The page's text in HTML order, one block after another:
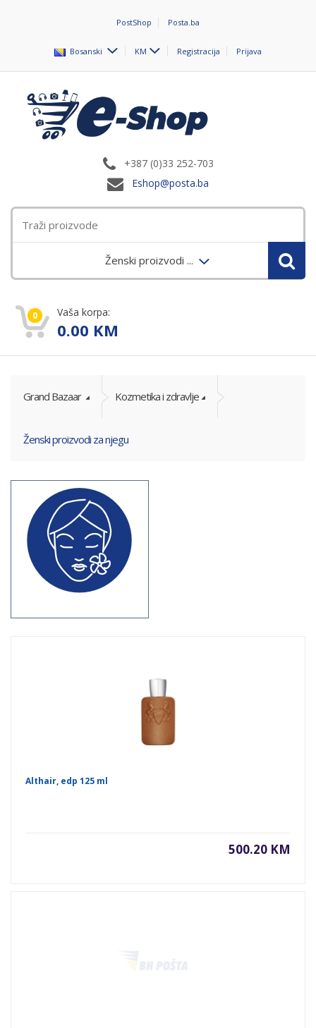
PostShop Posta.ba
Bosanski KM Registracija Prijava
+387 (0)33 252-703
Eshop@posta.ba
Ženski proizvodi ...
0 Vaša korpa:
0.00 KM
Grand Bazaar Kozmetika i zdravlje
Ženski proizvodi za njegu
Althair, edp 125 ml
500.20 KM